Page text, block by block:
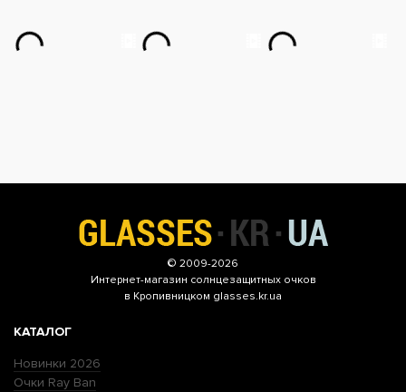
© 2009-2026
Интернет-магазин солнцезащитных очков
в Кропивницком glasses.kr.ua
КАТАЛОГ
Новинки 2026
Очки Ray Ban